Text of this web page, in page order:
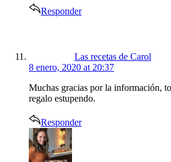
Responder
Las recetas de Carol
8 enero, 2020 at 20:37
Muchas gracias por la información,
regalo estupendo.
Responder
says: